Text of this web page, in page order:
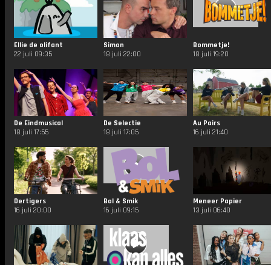
Ellie de olifant
22 juli 09:35
Simon
18 juli 22:00
Bommetje!
18 juli 19:20
De Eindmusical
18 juli 17:55
De Selectie
18 juli 17:05
Au Pairs
16 juli 21:40
Dertigers
16 juli 20:00
Bol & Smik
16 juli 09:15
Meneer Papier
13 juli 06:40